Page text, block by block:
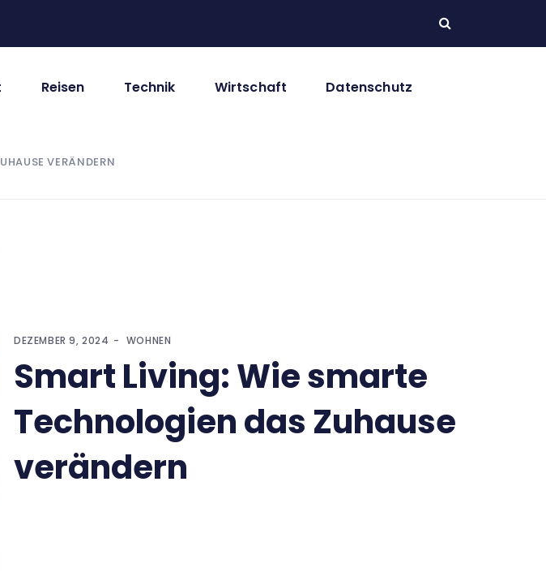
Reisen Technik Wirtschaft Datenschutz
VERÄNDERN
DEZEMBER 9, 2024 WOHNEN
Smart Living: Wie smarte
Technologien das Zuhause
verändern